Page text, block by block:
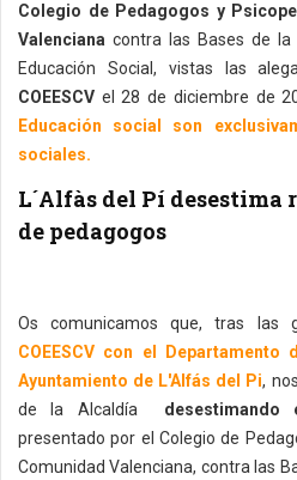
Colegio de Pedagogos y
Valenciana contra las Bases de
Educación Social, vistas las
COEESCV el 28 de diciembre de
Educación social son
sociales.
L´Alfàs del Pí desestima
de pedagogos
Os comunicamos que, tras las
COEESCV con el Departamento
Ayuntamiento de L'Alfás del Pi,
de la Alcaldía
presentado por el Colegio de
Comunidad Valenciana, contra las